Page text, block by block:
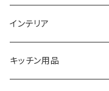
GAGA MILANO
CACTUS
MICHAEL KORS
NO BRAND
SAAMA HOMME
ARNOLD PALMER
FOLLI FOLLIE
POLICE
栃木レザー
NIKE
MANHATTAN PORTAGE
United HOMME
インテリア
CRYSTOCRAFT
キッチン用品